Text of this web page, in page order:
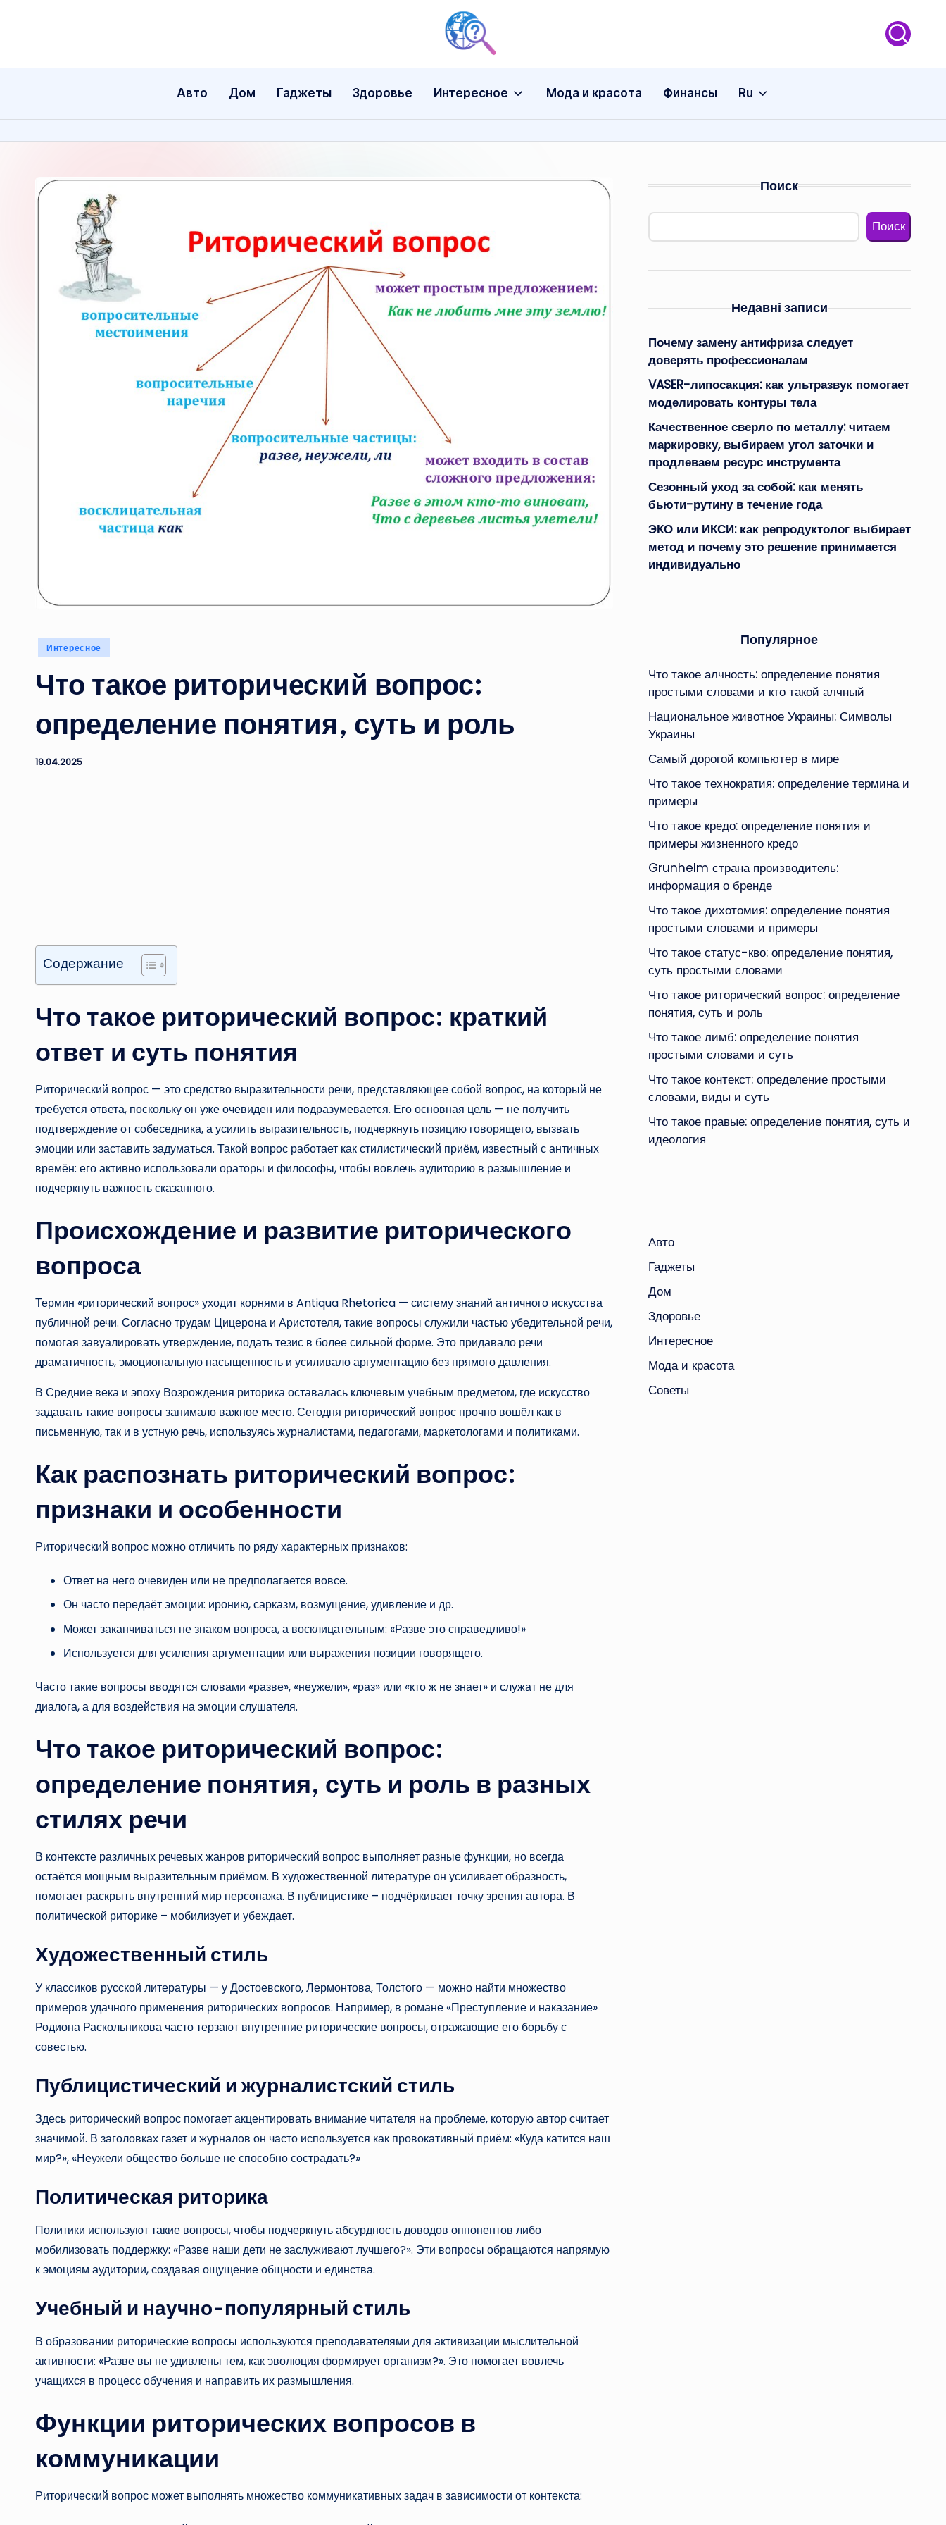
Авто Дом Гаджеты Здоровье Интересное Мода и красота Финансы Ru
Опубликовано
Интересное
Что такое риторический вопрос:
определение понятия, суть и роль
19.04.2025
Содержание
Что такое риторический вопрос: краткий
ответ и суть понятия
Риторический вопрос — это средство выразительности речи, представляющее собой вопрос, на который не
требуется ответа, поскольку он уже очевиден или подразумевается. Его основная цель — не получить
подтверждение от собеседника, а усилить выразительность, подчеркнуть позицию говорящего, вызвать
эмоции или заставить задуматься. Такой вопрос работает как стилистический приём, известный с античных
времён: его активно использовали ораторы и философы, чтобы вовлечь аудиторию в размышление и
подчеркнуть важность сказанного.
Происхождение и развитие риторического
вопроса
Термин «риторический вопрос» уходит корнями в Antiqua Rhetorica — систему знаний античного искусства
публичной речи. Согласно трудам Цицерона и Аристотеля, такие вопросы служили частью убедительной речи,
помогая завуалировать утверждение, подать тезис в более сильной форме. Это придавало речи
драматичность, эмоциональную насыщенность и усиливало аргументацию без прямого давления.
В Средние века и эпоху Возрождения риторика оставалась ключевым учебным предметом, где искусство
задавать такие вопросы занимало важное место. Сегодня риторический вопрос прочно вошёл как в
письменную, так и в устную речь, используясь журналистами, педагогами, маркетологами и политиками.
Как распознать риторический вопрос:
признаки и особенности
Риторический вопрос можно отличить по ряду характерных признаков:
Ответ на него очевиден или не предполагается вовсе.
Он часто передаёт эмоции: иронию, сарказм, возмущение, удивление и др.
Может заканчиваться не знаком вопроса, а восклицательным: «Разве это справедливо!»
Используется для усиления аргументации или выражения позиции говорящего.
Часто такие вопросы вводятся словами «разве», «неужели», «раз» или «кто ж не знает» и служат не для
диалога, а для воздействия на эмоции слушателя.
Что такое риторический вопрос:
определение понятия, суть и роль в разных
стилях речи
В контексте различных речевых жанров риторический вопрос выполняет разные функции, но всегда
остаётся мощным выразительным приёмом. В художественной литературе он усиливает образность,
помогает раскрыть внутренний мир персонажа. В публицистике – подчёркивает точку зрения автора. В
политической риторике – мобилизует и убеждает.
Художественный стиль
У классиков русской литературы — у Достоевского, Лермонтова, Толстого — можно найти множество
примеров удачного применения риторических вопросов. Например, в романе «Преступление и наказание»
Родиона Раскольникова часто терзают внутренние риторические вопросы, отражающие его борьбу с
совестью.
Публицистический и журналистский стиль
Здесь риторический вопрос помогает акцентировать внимание читателя на проблеме, которую автор считает
значимой. В заголовках газет и журналов он часто используется как провокативный приём: «Куда катится наш
мир?», «Неужели общество больше не способно сострадать?»
Политическая риторика
Политики используют такие вопросы, чтобы подчеркнуть абсурдность доводов оппонентов либо
мобилизовать поддержку: «Разве наши дети не заслуживают лучшего?». Эти вопросы обращаются напрямую
к эмоциям аудитории, создавая ощущение общности и единства.
Учебный и научно-популярный стиль
В образовании риторические вопросы используются преподавателями для активизации мыслительной
активности: «Разве вы не удивлены тем, как эволюция формирует организм?». Это помогает вовлечь
учащихся в процесс обучения и направить их размышления.
Функции риторических вопросов в
коммуникации
Риторический вопрос может выполнять множество коммуникативных задач в зависимости от контекста:
Поиск
Поиск
Недавні записи
Почему замену антифриза следует
доверять профессионалам
VASER-липосакция: как ультразвук помогает
моделировать контуры тела
Качественное сверло по металлу: читаем
маркировку, выбираем угол заточки и
продлеваем ресурс инструмента
Сезонный уход за собой: как менять
бьюти-рутину в течение года
ЭКО или ИКСИ: как репродуктолог выбирает
метод и почему это решение принимается
индивидуально
Популярное
Что такое алчность: определение понятия
простыми словами и кто такой алчный
Национальное животное Украины: Символы
Украины
Самый дорогой компьютер в мире
Что такое технократия: определение термина и
примеры
Что такое кредо: определение понятия и
примеры жизненного кредо
Grunhelm страна производитель:
информация о бренде
Что такое дихотомия: определение понятия
простыми словами и примеры
Что такое статус-кво: определение понятия,
суть простыми словами
Что такое риторический вопрос: определение
понятия, суть и роль
Что такое лимб: определение понятия
простыми словами и суть
Что такое контекст: определение простыми
словами, виды и суть
Что такое правые: определение понятия, суть и
идеология
Авто
Гаджеты
Дом
Здоровье
Интересное
Мода и красота
Советы